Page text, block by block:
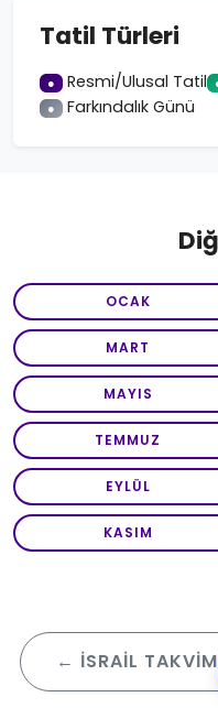
Tatil Türleri
● Resmi/Ulusal Tatil
● Farkındalık Günü
OCAK
MART
MAYIS
TEMMUZ
EYLÜL
KASIM
← İSRAIL